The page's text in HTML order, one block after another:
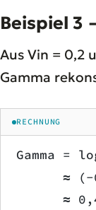
Beispiel 3
Aus Vin = 0,2
Gamma
RECHNUNG
Gamma =
≈
≈